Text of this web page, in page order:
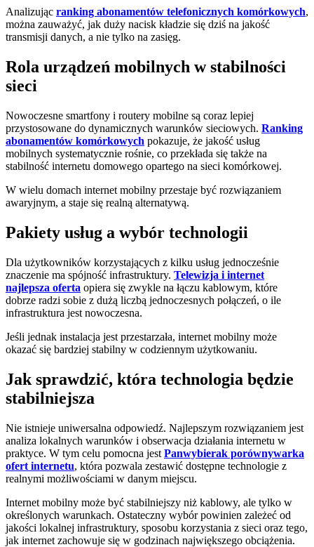
Analizując ranking abonamentów telefonicznych komórkowych,
można zauważyć, jak duży nacisk kładzie się dziś na jakość
transmisji danych, a nie tylko na zasięg.
Rola urządzeń mobilnych w stabilności
sieci
Nowoczesne smartfony i routery mobilne są coraz lepiej
przystosowane do dynamicznych warunków sieciowych. Ranking
abonamentów komórkowych pokazuje, że jakość usług
mobilnych systematycznie rośnie, co przekłada się także na
stabilność internetu domowego opartego na sieci komórkowej.
W wielu domach internet mobilny przestaje być rozwiązaniem
awaryjnym, a staje się realną alternatywą.
Pakiety usług a wybór technologii
Dla użytkowników korzystających z kilku usług jednocześnie
znaczenie ma spójność infrastruktury. Telewizja i internet
najlepsza oferta opiera się zwykle na łączu kablowym, które
dobrze radzi sobie z dużą liczbą jednoczesnych połączeń, o ile
infrastruktura jest nowoczesna.
Jeśli jednak instalacja jest przestarzała, internet mobilny może
okazać się bardziej stabilny w codziennym użytkowaniu.
Jak sprawdzić, która technologia będzie
stabilniejsza
Nie istnieje uniwersalna odpowiedź. Najlepszym rozwiązaniem jest
analiza lokalnych warunków i obserwacja działania internetu w
praktyce. W tym celu pomocna jest Panwybierak porównywarka
ofert internetu, która pozwala zestawić dostępne technologie z
realnymi możliwościami w danym miejscu.
Internet mobilny może być stabilniejszy niż kablowy, ale tylko w
określonych warunkach. Ostateczny wybór powinien zależeć od
jakości lokalnej infrastruktury, sposobu korzystania z sieci oraz tego,
jak internet zachowuje się w godzinach największego obciążenia.